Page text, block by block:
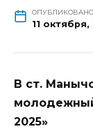
ОПУБЛИКОВАНО
11 октября,
В ст.
2025»